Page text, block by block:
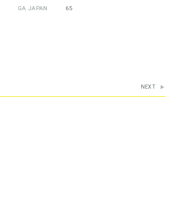
GA JAPAN
65
NEXT